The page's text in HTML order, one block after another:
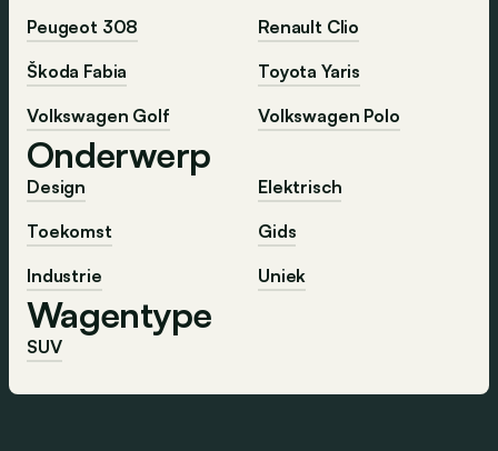
Peugeot 308
Renault Clio
Škoda Fabia
Toyota Yaris
Volkswagen Golf
Volkswagen Polo
Onderwerp
Design
Elektrisch
Toekomst
Gids
Industrie
Uniek
Wagentype
SUV